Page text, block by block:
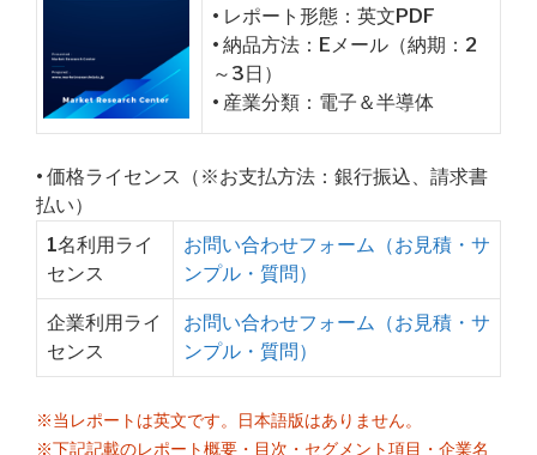
• レポート形態：英文PDF
• 納品方法：Eメール（納期：2
～3日）
• 産業分類：電子＆半導体
• 価格ライセンス（※お支払方法：銀行振込、請求書
払い）
1名利用ライ
センス
お問い合わせフォーム（お見積・サ
ンプル・質問）
企業利用ライ
センス
お問い合わせフォーム（お見積・サ
ンプル・質問）
※当レポートは英文です。日本語版はありません。
※下記記載のレポート概要・目次・セグメント項目・企業名